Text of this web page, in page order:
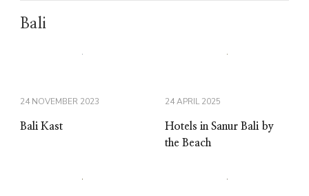
Bali
24 NOVEMBER 2023
Bali Kast
24 APRIL 2025
Hotels in Sanur Bali by
the Beach